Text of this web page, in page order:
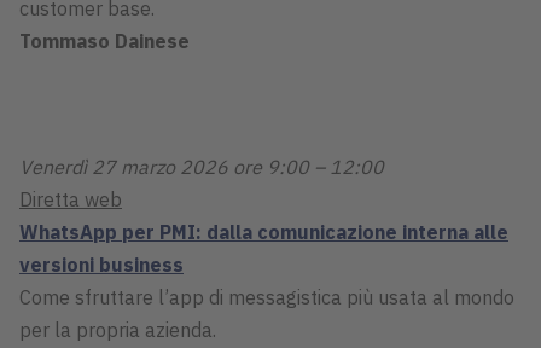
customer base.
Tommaso Dainese
Venerdì 27 marzo 2026 ore 9:00 – 12:00
Diretta web
WhatsApp per PMI: dalla comunicazione interna alle
versioni business
Come sfruttare l’app di messagistica più usata al mondo
per la propria azienda.